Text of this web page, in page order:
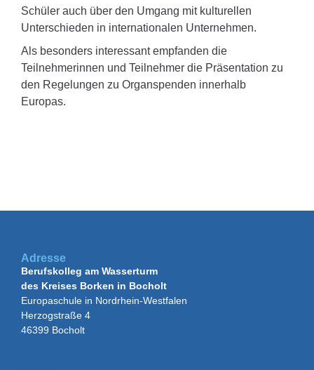
Schüler auch über den Umgang mit kulturellen
Unterschieden in internationalen Unternehmen.
Als besonders interessant empfanden die
Teilnehmerinnen und Teilnehmer die Präsentation zu
den Regelungen zu Organspenden innerhalb
Europas.
Adresse
Berufskolleg am Wasserturm
des Kreises Borken in Bocholt
Europaschule in Nordrhein-Westfalen
Herzogstraße 4
46399 Bocholt